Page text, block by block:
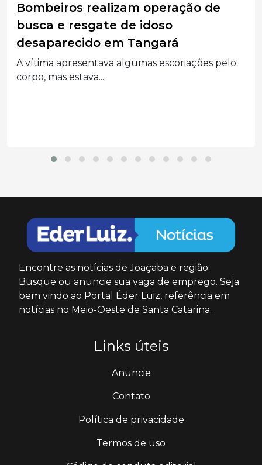
Homem acusado de tentar matar
companheira com soda cáustica vai
vai a júri em Campos Novos
Julgamento está marcado para esta sexta-feira e
réu responde...
Encontre as notícias de Joaçaba e região.
Busque ou anuncie sua vaga de emprego. Seja
bem vindo ao Portal Éder Luiz, referência em
notícias no Meio-Oeste de Santa Catarina.
Links úteis
Anuncie
Contato
Política de privacidade
Termos de uso